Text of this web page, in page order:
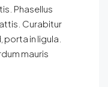
Phasellus
Curabitur
in ligula.
mauris